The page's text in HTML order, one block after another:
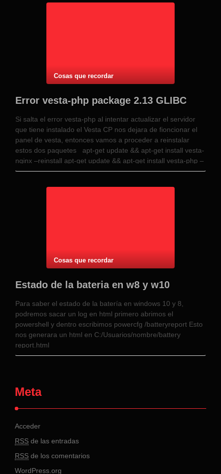
Cosas que recordar
Error vesta-php package 2.13 GLIBC
Si salta el error vesta-php al intentar actualizar el servidor
que tiene instalado el Vesta CP nos dejara de fioncionar el
panel de vesta, entonces vamos a proceder a reinstalar
estos dos paquetes apt-get update && apt-get install vesta-
nginx –reinstall apt-get update && apt-get install vesta-php –
reinstall con …
Cosas que recordar
Estado de la bateria en w8 y w10
Para saber el estado de la batería en windows 10 y 8,
podremos sacar un log en html primero abrimos el
powershell y dentro escribimos powercfg /batteryreport Esto
nos generara un html en C:/Usuarios/nombre/battery
report.html
Meta
Acceder
RSS de las entradas
RSS de los comentarios
WordPress.org